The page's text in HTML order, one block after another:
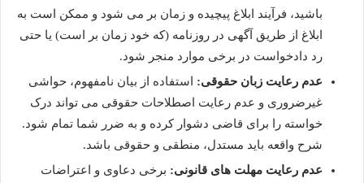
باشید، فرآیند ابلاغ پیچیده و زمان بر می شود و ممکن است به
ابلاغ از طریق آگهی در روزنامه (که خود زمان بر است) یا حتی
رد دادخواست در برخی موارد منجر شود.
عدم رعایت زبان حقوقی: استفاده از بیان نامفهوم، حواشی
غیرضروری و عدم رعایت اصطلاحات حقوقی می تواند درک
خواسته را برای قاضی دشوار کرده و به ضرر شما تمام شود.
شرح واقعه باید مستدل، منطقی و حقوقی باشد.
عدم رعایت مهلت های قانونی: برخی دعاوی و اعتراضات